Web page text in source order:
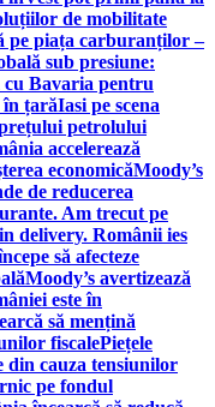
de mobilitate
pe piața carburanților –
sub presiune:
cu Bavaria pentru
în țarăIasi pe scena
petrolului
accelerează
economicăMoody’s
de reducerea
Am trecut pe
delivery. Românii ies
să afecteze
Moody’s avertizează
este în
să mențină
fiscalePiețele
din cauza tensiunilor
pe fondul